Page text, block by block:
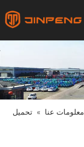
معلومات عنا » تحميل